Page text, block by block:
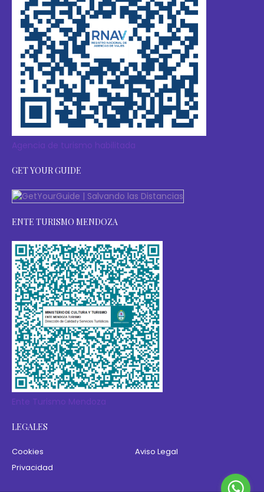
Agencia de turismo habilitada
GET YOUR GUIDE
ENTE TURISMO MENDOZA
Ente Turismo Mendoza
LEGALES
Cookies
Aviso Legal
Privacidad